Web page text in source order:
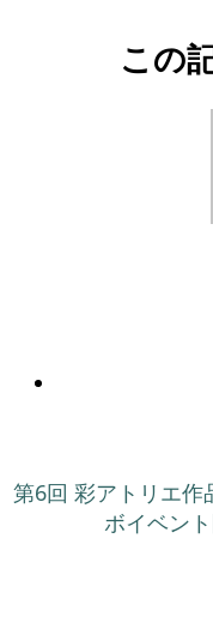
この
第6回 彩アトリエ作
ボイベン